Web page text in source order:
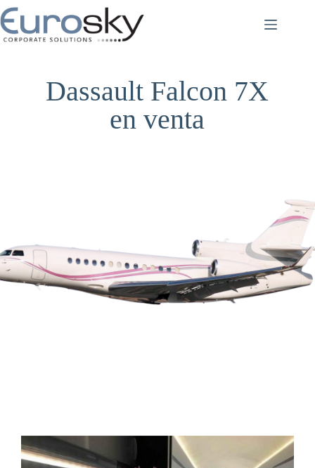
Saltar
al
contenido
Dassault Falcon 7X
en venta